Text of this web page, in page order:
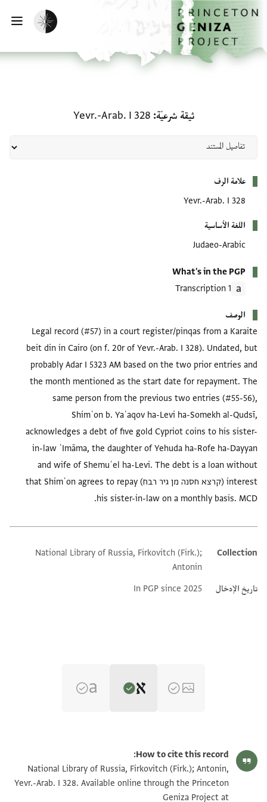
تخطي إلى المحتوى الرئيسي
الصفحة الرئيسية
تفعيل الوضع المظلم
ثيقة شرعيّة Yevr.-Arab. I 328
علامة الرف
Yevr.-Arab. I 328
اللغة الأساسية
Judaeo-Arabic
What's in the PGP
1 Transcription
الوصف
Legal record (#57) in a court register/pinqas from a Karaite
beit din in Cairo (on f. 20r of Yevr.-Arab. I 328). Undated, but
probably Adar I 5323 AM based on the two prior entries and
the month mentioned as the start date for repayment. The
same person from the previous two entries (#55-56),
Shimʿon b. Yaʿaqov ha-Levi ha-Somekh al-Qudsī,
acknowledges a debt of five gold Cypriot coins to his sister-
in-law ʿImāma, the daughter of Yehuda ha-Rofe ha-Dayyan
and wife of Shemuʾel ha-Levi. The debt is a loan without
interest (קרצא חסנה מן גיר רבח) that Shimʿon agrees to repay
his sister-in-law on a monthly basis. MCD.
Additional metadata
Collection
National Library of Russia, Firkovitch (Firk.);
Antonin
تاريخ الإدخال
In PGP since 2025
Matthew Dudley's digital edition (2025).
Yevr.-Arab. I 328, folio 20r
ולא דהב ולא פלוס ולא נחאס ולא קמאש ולא אתאת ולא
How to cite this record:
National Library of Russia, Firkovitch (Firk.); Antonin,
Yevr.-Arab. I 328. Available online through the Princeton
Geniza Project at